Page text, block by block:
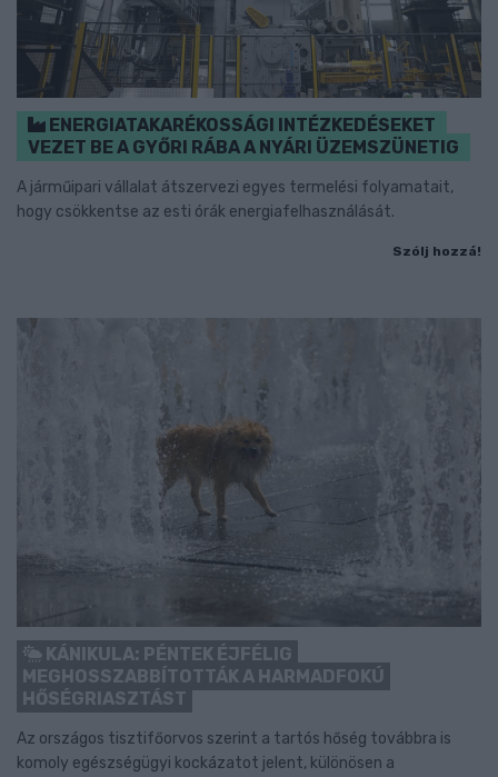
ENERGIATAKARÉKOSSÁGI INTÉZKEDÉSEKET
VEZET BE A GYŐRI RÁBA A NYÁRI ÜZEMSZÜNETIG
A járműipari vállalat átszervezi egyes termelési folyamatait,
hogy csökkentse az esti órák energiafelhasználását.
Szólj hozzá!
KÁNIKULA: PÉNTEK ÉJFÉLIG
MEGHOSSZABBÍTOTTÁK A HARMADFOKÚ
HŐSÉGRIASZTÁST
Az országos tisztifőorvos szerint a tartós hőség továbbra is
komoly egészségügyi kockázatot jelent, különösen a